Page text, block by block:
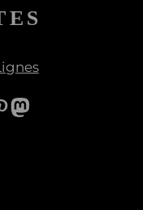
Mastodon